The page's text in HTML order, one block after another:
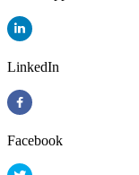
LinkedIn
Facebook